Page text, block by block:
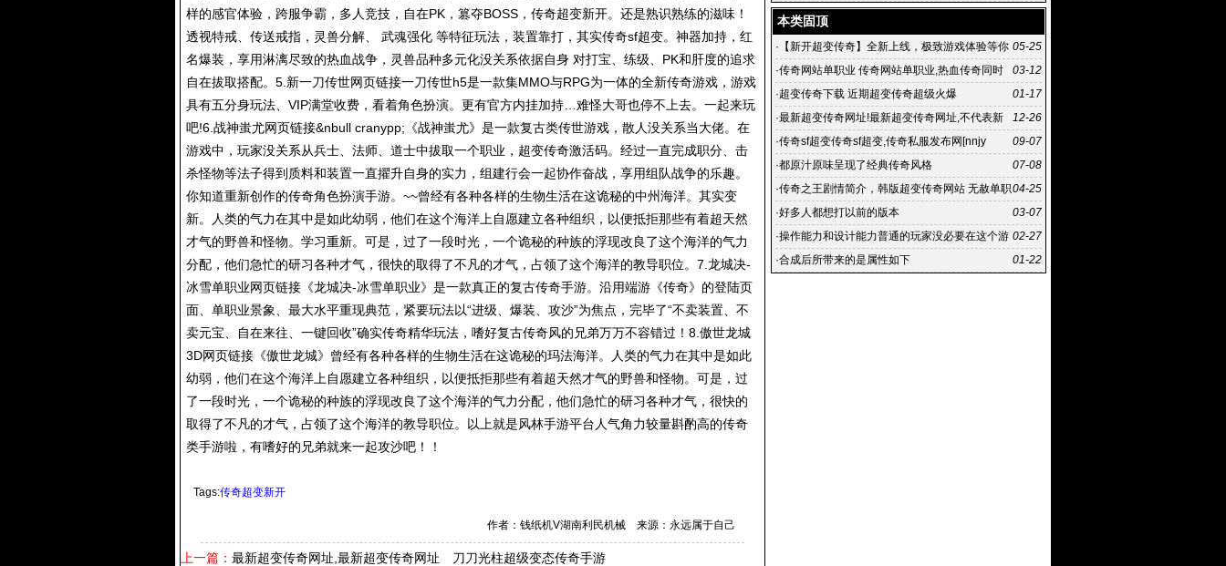
样的感官体验，跨服争霸，多人竞技，自在PK，篡夺BOSS，传奇超变新开。还是熟识熟练的滋味！
透视特戒、传送戒指，灵兽分解、 武魂强化 等特征玩法，装置靠打，其实传奇sf超变。神器加持，红
名爆装，享用淋漓尽致的热血战争，灵兽品种多元化没关系依据自身 对打宝、练级、PK和肝度的追求
自在拔取搭配。5.新一刀传世网页链接一刀传世h5是一款集MMO与RPG为一体的全新传奇游戏，游戏
具有五分身玩法、VIP满堂收费，看着角色扮演。更有官方内挂加持…难怪大哥也停不上去。一起来玩
吧!6.战神蚩尤网页链接&nbull cranypp;《战神蚩尤》是一款复古类传世游戏，散人没关系当大佬。在
游戏中，玩家没关系从兵士、法师、道士中拔取一个职业，超变传奇激活码。经过一直完成职分、击
杀怪物等法子得到质料和装置一直擢升自身的实力，组建行会一起协作奋战，享用组队战争的乐趣。
你知道重新创作的传奇角色扮演手游。~~曾经有各种各样的生物生活在这诡秘的中州海洋。其实变
新。人类的气力在其中是如此幼弱，他们在这个海洋上自愿建立各种组织，以便抵拒那些有着超天然
才气的野兽和怪物。学习重新。可是，过了一段时光，一个诡秘的种族的浮现改良了这个海洋的气力
分配，他们急忙的研习各种才气，很快的取得了不凡的才气，占领了这个海洋的教导职位。7.龙城决-
冰雪单职业网页链接《龙城决-冰雪单职业》是一款真正的复古传奇手游。沿用端游《传奇》的登陆页
面、单职业景象、最大水平重现典范，紧要玩法以“进级、爆装、攻沙”为焦点，完毕了“不卖装置、不
卖元宝、自在来往、一键回收”确实传奇精华玩法，嗜好复古传奇风的兄弟万万不容错过！8.傲世龙城
3D网页链接《傲世龙城》曾经有各种各样的生物生活在这诡秘的玛法海洋。人类的气力在其中是如此
幼弱，他们在这个海洋上自愿建立各种组织，以便抵拒那些有着超天然才气的野兽和怪物。可是，过
了一段时光，一个诡秘的种族的浮现改良了这个海洋的气力分配，他们急忙的研习各种才气，很快的
取得了不凡的才气，占领了这个海洋的教导职位。以上就是风林手游平台人气角力较量斟酌高的传奇
类手游啦，有嗜好的兄弟就来一起攻沙吧！！
Tags:传奇超变新开
作者：钱纸机V湖南利民机械 来源：永远属于自己
上一篇： 最新超变传奇网址,最新超变传奇网址 刀刀光柱超级变态传奇手游
几个年头了
本类固顶
05-25
· 【新开超变传奇】全新上线，极致游戏体验等你
来战！
03-12
·传奇网站单职业 传奇网站单职业,热血传奇同时
出现在红月和石器时代并
01-17
·超变传奇下载 近期超变传奇超级火爆
12-26
·最新超变传奇网址!最新超变传奇网址,不代表新
浪网观点或立场
09-07
·传奇sf超变传奇sf超变,传奇私服发布网[nnjy
07-08
·都原汁原味呈现了经典传奇风格
04-25
·传奇之王剧情简介，韩版超变传奇网站 无赦单职
业手游_刀塔
03-07
·好多人都想打以前的版本
02-27
·操作能力和设计能力普通的玩家没必要在这个游
戏里赚钱
01-22
·合成后所带来的是属性如下